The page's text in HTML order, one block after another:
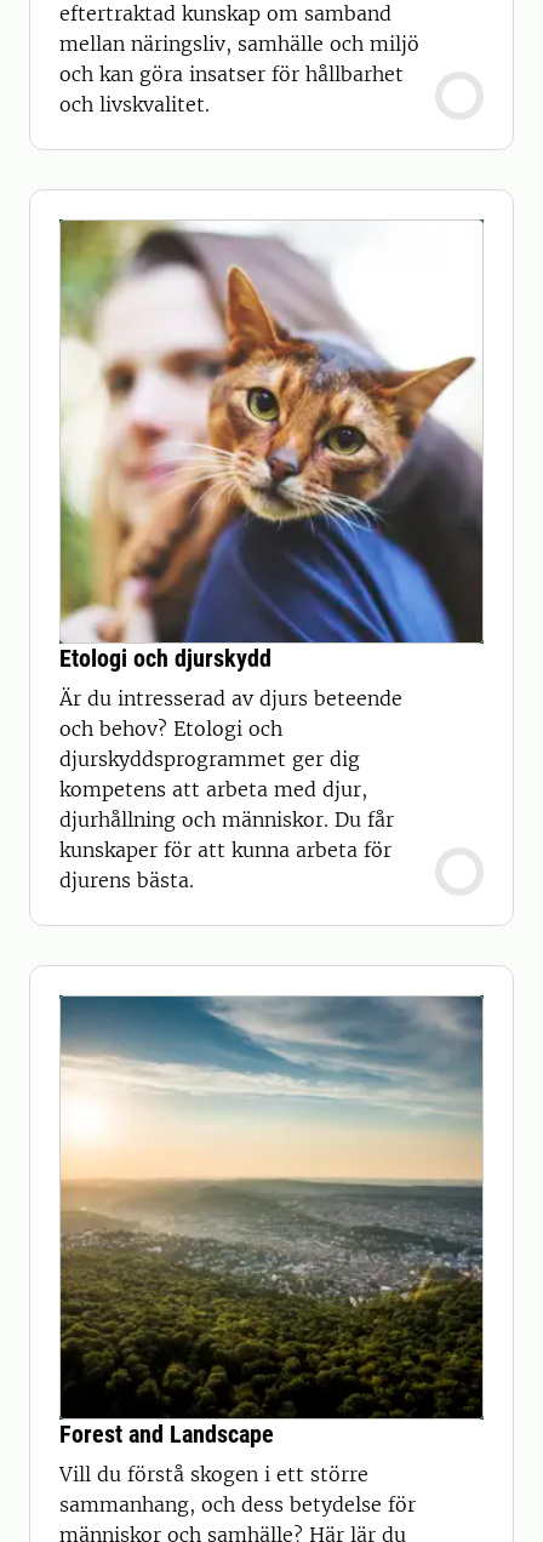
eftertraktad kunskap om samband
mellan näringsliv, samhälle och miljö
och kan göra insatser för hållbarhet
och livskvalitet.
Etologi och djurskydd
Är du intresserad av djurs beteende
och behov? Etologi och
djurskyddsprogrammet ger dig
kompetens att arbeta med djur,
djurhållning och människor. Du får
kunskaper för att kunna arbeta för
djurens bästa.
Forest and Landscape
Vill du förstå skogen i ett större
sammanhang, och dess betydelse för
människor och samhälle? Här lär du